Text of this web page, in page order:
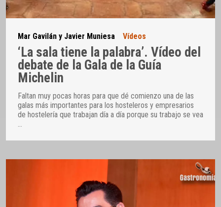
Mar Gavilán y Javier Muniesa Vídeos
‘La sala tiene la palabra’. Vídeo del
debate de la Gala de la Guía
Michelin
Faltan muy pocas horas para que dé comienzo una de las
galas más importantes para los hosteleros y empresarios
de hostelería que trabajan día a día porque su trabajo se vea
…